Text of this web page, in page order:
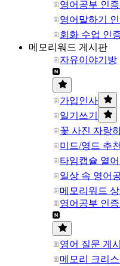
영어공부 인증
영어말하기 인
회화 수업 인
메모리워드 게시판
자유이야기방
가입인사
일기쓰기
꽃 사진 자랑하
미드/영드 추
타임캡슐 열어
일상 속 영어
메모리워드
영어공부 인
영어 질문 게
메모리 크리